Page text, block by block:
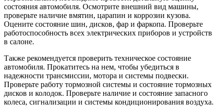
состояния автомобиля. Осмотрите внешний вид машины,
проверьте наличие вмятин, царапин и коррозии кузова.
Оцените состояние шин, дисков, фар и фаркопа. Проверьте
работоспособность всех электрических приборов и устройств
в салоне.
Также рекомендуется проверить техническое состояние
автомобиля. Прокатитесь на нем, чтобы убедиться в
надежности трансмиссии, мотора и системы подвески.
Проверьте работу тормозной системы и состояние тормозных
дисков и колодок. Проверьте наличие и состояние запасного
колеса, сигнализации и системы кондиционирования воздуха.